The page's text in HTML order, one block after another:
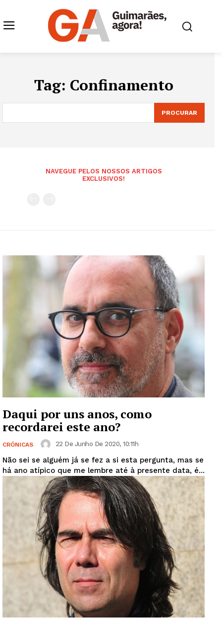
Tag: Confinamento
PROCURAR
NAVEGUE PELOS NOSSOS ARTIGOS
EXCLUSIVOS!
Daqui por uns anos, como
recordarei este ano?
CRÓNICAS 22 De Junho De 2020, 10:11h
Não sei se alguém já se fez a si esta pergunta, mas se
há ano atípico que me lembre até à presente data, é...